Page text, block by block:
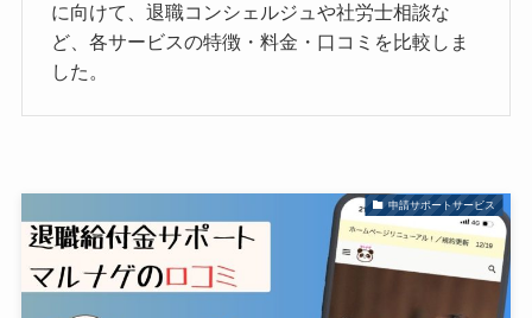
に向けて、退職コンシェルジュや社労士相談な
ど、各サービスの特徴・料金・口コミを比較しま
した。
申請サポートサービス